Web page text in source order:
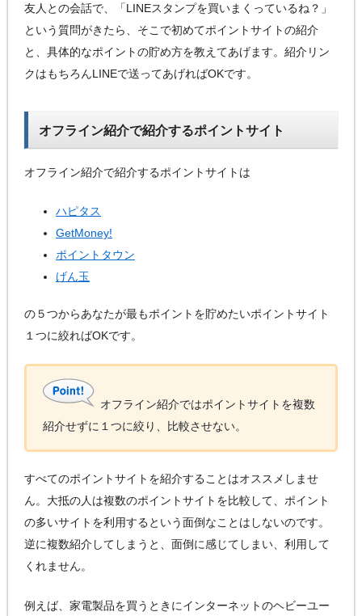
友人との会話で、「LINEスタンプを買いまくっているね？」
という質問がきたら、そこで初めてポイントサイトの紹介
と、具体的なポイントの貯め方を教えてあげます。紹介リン
クはもちろんLINEで送ってあげればOKです。
オフライン紹介で紹介するポイントサイト
オフライン紹介で紹介するポイントサイトは
ハピタス
GetMoney!
ポイントタウン
げん玉
の５つからあなたが最もポイントを貯めたいポイントサイト
１つに絞ればOKです。
オフライン紹介ではポイントサイトを複数
紹介せずに１つに絞り、比較させない。
すべてのポイントサイトを紹介することはオススメしませ
ん。大抵の人は複数のポイントサイトを比較して、ポイント
の多いサイトを利用するという面倒なことはしないのです。
逆に複数紹介してしまうと、面倒に感じてしまい、利用して
くれません。
例えば、家電製品を買うときにインターネットのヘビーユー